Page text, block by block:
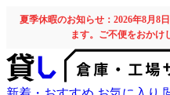
夏季休暇のお知らせ：2026年8月8
ます。ご不便をおかけ